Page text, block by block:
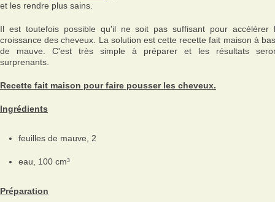
et les rendre plus sains.
Il est toutefois possible qu'il ne soit pas suffisant pour accélérer
croissance des cheveux. La solution est cette recette fait maison à
de mauve. C'est très simple à préparer et les résultats
surprenants.
Recette fait maison pour faire pousser les cheveux.
Ingrédients
feuilles de mauve, 2
eau, 100 cm³
Préparation